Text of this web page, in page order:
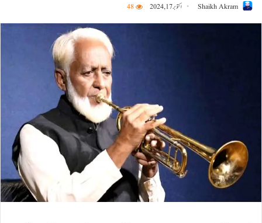
Shaikh Akram اکتوبر 17, 2024 48